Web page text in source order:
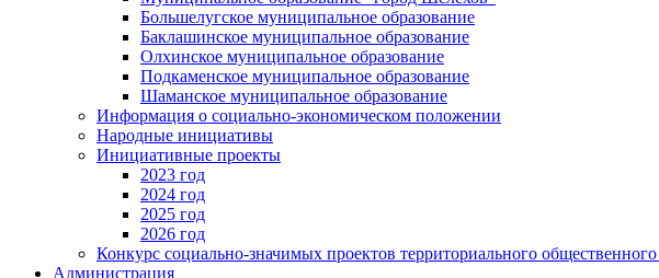
Большелугское муниципальное образование
Баклашинское муниципальное образование
Олхинское муниципальное образование
Подкаменское муниципальное образование
Шаманское муниципальное образование
Информация о социально-экономическом положении
Народные инициативы
Инициативные проекты
2023 год
2024 год
2025 год
2026 год
Конкурс социально-значимых проектов территориального
Администрация